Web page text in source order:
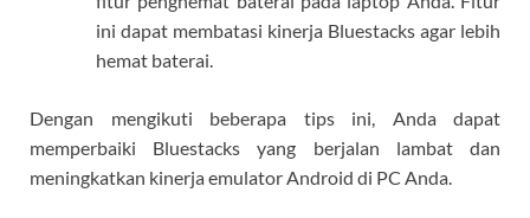
ini dapat membatasi kinerja Bluestacks agar lebih
hemat baterai.
Dengan mengikuti beberapa tips ini, Anda dapat
memperbaiki Bluestacks yang berjalan lambat dan
meningkatkan kinerja emulator Android di PC Anda.